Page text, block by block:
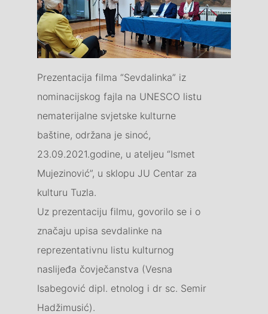
Prezentacija filma “Sevdalinka” iz
nominacijskog fajla na UNESCO listu
nematerijalne svjetske kulturne
baštine, održana je sinoć,
23.09.2021.godine, u ateljeu “Ismet
Mujezinović”, u sklopu JU Centar za
kulturu Tuzla.
Uz prezentaciju filmu, govorilo se i o
značaju upisa sevdalinke na
reprezentativnu listu kulturnog
naslijeđa čovječanstva (Vesna
Isabegović dipl. etnolog i dr sc. Semir
Hadžimusić).